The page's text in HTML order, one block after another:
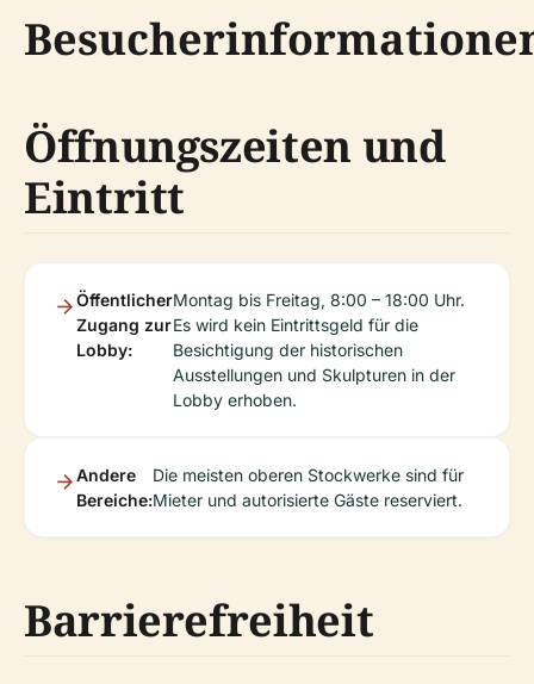
Öffnungszeiten und
Eintritt
Öffentlicher
Zugang zur
Lobby:
Montag bis Freitag, 8:00 – 18:00 Uhr.
Es wird kein Eintrittsgeld für die
Besichtigung der historischen
Ausstellungen und Skulpturen in der
Lobby erhoben.
Andere
Bereiche:
Die meisten oberen Stockwerke sind für
Mieter und autorisierte Gäste reserviert.
Barrierefreiheit